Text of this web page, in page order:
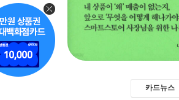
카드뉴스